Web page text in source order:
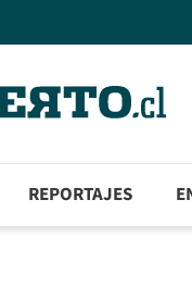
REPORTAJES